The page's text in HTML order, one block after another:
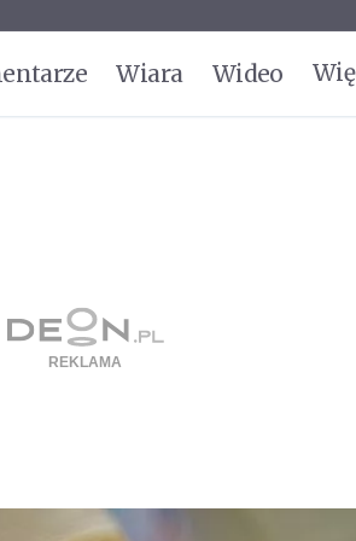
Wiara Wideo